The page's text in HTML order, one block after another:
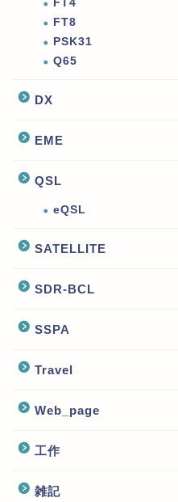
FT4
FT8
PSK31
Q65
DX
EME
QSL
eQSL
SATELLITE
SDR-BCL
SSPA
Travel
Web_page
工作
雑記